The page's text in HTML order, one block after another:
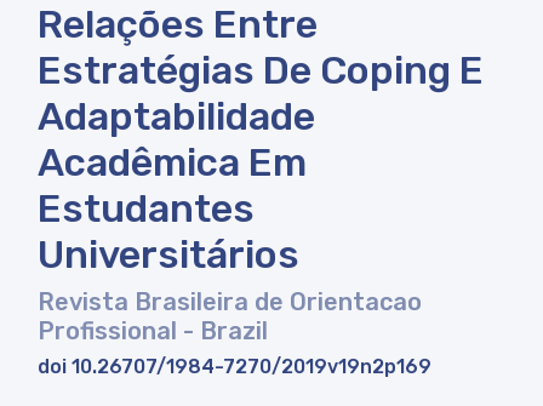
Relações Entre
Estratégias De Coping E
Adaptabilidade
Acadêmica Em
Estudantes
Universitários
Revista Brasileira de Orientacao
Profissional - Brazil
doi 10.26707/1984-7270/2019v19n2p169